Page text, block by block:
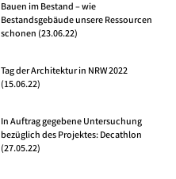
Bauen im Bestand – wie
Bestandsgebäude unsere Ressourcen
schonen (23.06.22)
Tag der Architektur in NRW 2022
(15.06.22)
In Auftrag gegebene Untersuchung
bezüglich des Projektes: Decathlon
(27.05.22)